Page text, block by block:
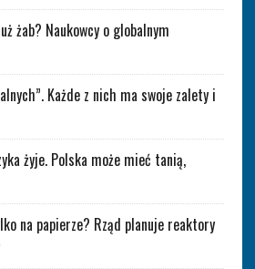
żab? Naukowcy o globalnym
Każde z nich ma swoje zalety i
żyje. Polska może mieć tanią,
na papierze? Rząd planuje reaktory